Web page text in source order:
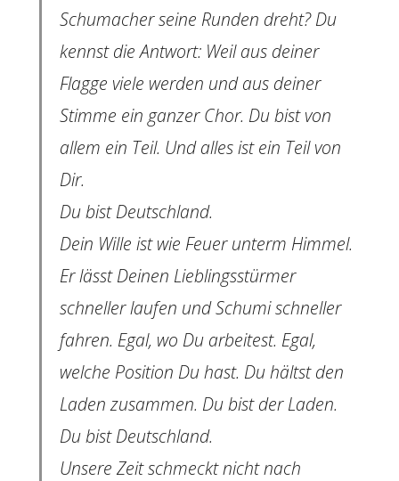
Schumacher seine Runden dreht? Du
kennst die Antwort: Weil aus deiner
Flagge viele werden und aus deiner
Stimme ein ganzer Chor. Du bist von
allem ein Teil. Und alles ist ein Teil von
Dir.
Du bist Deutschland.
Dein Wille ist wie Feuer unterm Himmel.
Er lässt Deinen Lieblingsstürmer
schneller laufen und Schumi schneller
fahren. Egal, wo Du arbeitest. Egal,
welche Position Du hast. Du hältst den
Laden zusammen. Du bist der Laden.
Du bist Deutschland.
Unsere Zeit schmeckt nicht nach